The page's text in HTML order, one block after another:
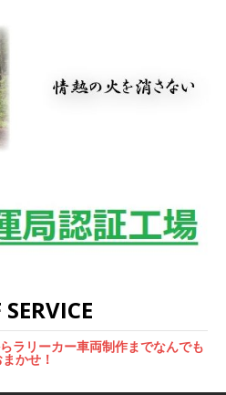
ラリーカー車両制作までなんでも
かせ！